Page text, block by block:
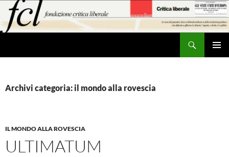
contenuto
Archivi categoria: il mondo alla rovescia
IL MONDO ALLA ROVESCIA
ULTIMATUM